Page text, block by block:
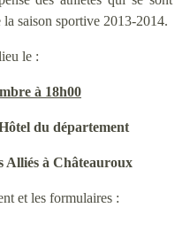
saison sportive 2013-2014.
le :
à 18h00
du département
Alliés à Châteauroux
et les formulaires :